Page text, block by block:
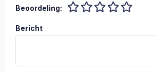
Beoordeling:
Bericht